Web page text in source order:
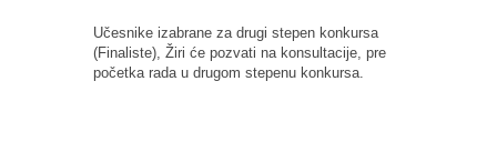
Učesnike izabrane za drugi stepen konkursa
(Finaliste), Žiri će pozvati na konsultacije, pre
početka rada u drugom stepenu konkursa.